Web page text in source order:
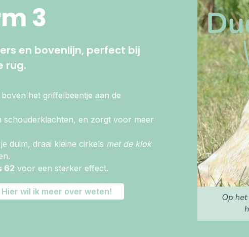
3
en bovenlijn, perfect bij
rug.
het griffelbeentje aan de
schouderklachten, en zorgt voor meer
duim, draai kleine cirkels met de klok
62 voor een sterker effect.
Hier wil ik meer over weten!